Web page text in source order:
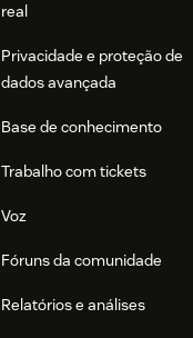
real
Privacidade e proteção de
dados avançada
Base de conhecimento
Trabalho com tickets
Voz
Fóruns da comunidade
Relatórios e análises